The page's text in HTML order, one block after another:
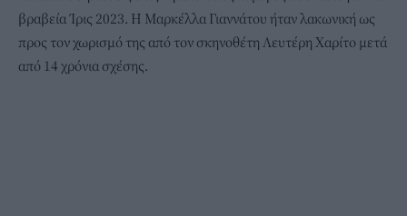
βραβεία Ίρις 2023. H Mαρκέλλα Γιαννάτου ήταν λακωνική ως
προς τον χωρισμό της από τον σκηνοθέτη Λευτέρη Χαρίτο μετά
από 14 χρόνια σχέσης.